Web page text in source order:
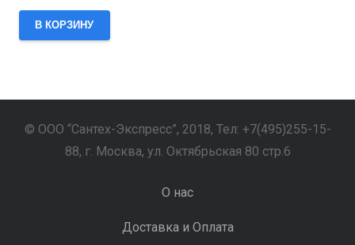
В КОРЗИНУ
© ООО “Сантех-Экспресс”, 2018, Тел: +7(495)255-15-
88, г. Москва, ул. Октябрьская 80 стр.6
О нас
Доставка и Оплата